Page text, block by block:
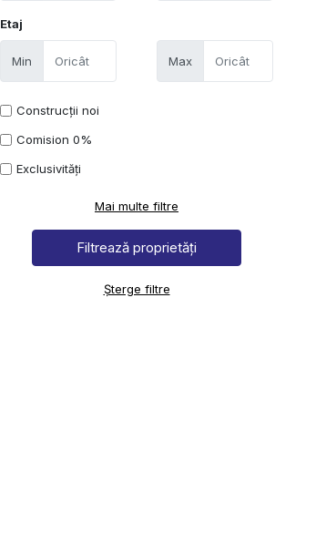
Etaj
Min Max
Construcții noi
Comision 0%
Exclusivități
Mai multe filtre
Șterge filtre